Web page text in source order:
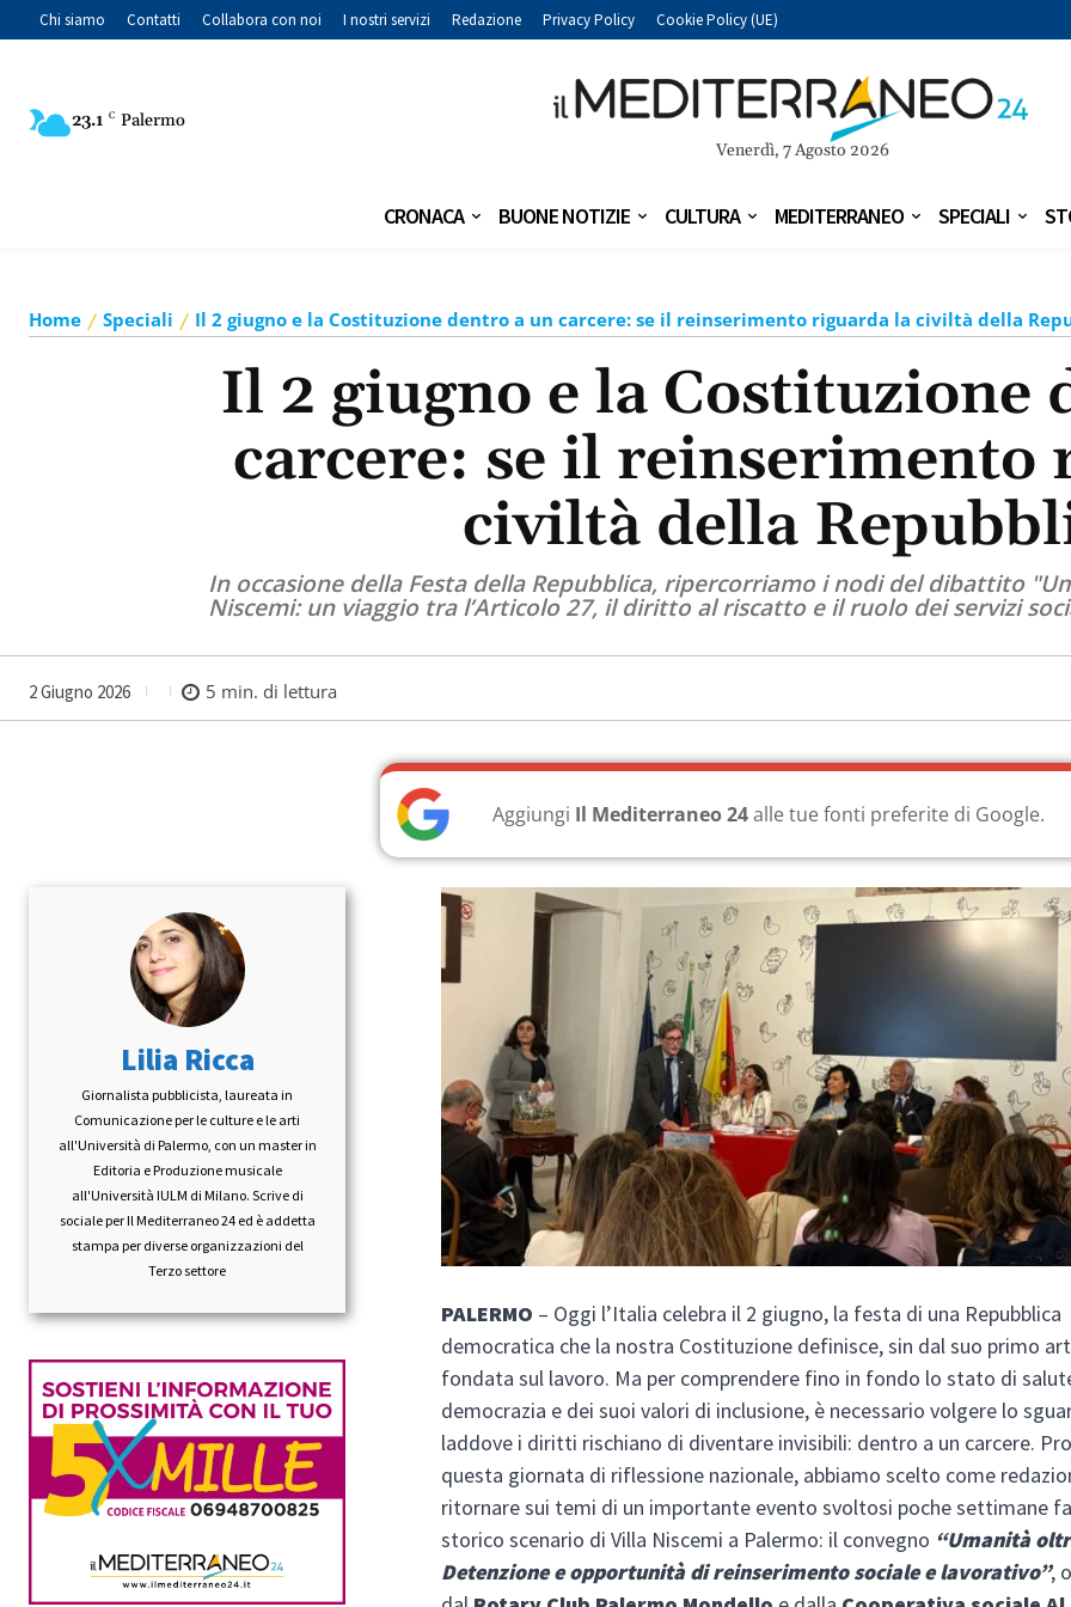
Chi siamo Contatti Collabora con noi I nostri servizi Redazione Privacy Policy Cookie Policy (UE)
23.1 C Palermo
Venerdì, 7 Agosto 2026
CRONACA BUONE NOTIZIE CULTURA MEDITERRANEO SPECIALI
Home Speciali Il 2 giugno e la Costituzione dentro a un carcere: se il reinserimento riguarda la civiltà della
Il 2 giugno e la Costituzione
carcere: se il reinserimento
civiltà della
In occasione della Festa della Repubblica, ripercorriamo i nodi del dibattito
Niscemi: un viaggio tra l’Articolo 27, il diritto al riscatto e il ruolo dei servizi
2 Giugno 2026 5 min. di lettura
Aggiungi Il Mediterraneo 24alle tue fonti preferite di Google.
Lilia Ricca
Giornalista pubblicista, laureata in
Comunicazione per le culture e le arti
all'Università di Palermo, con un master in
Editoria e Produzione musicale
all'Università IULM di Milano. Scrive di
sociale per Il Mediterraneo 24 ed è addetta
stampa per diverse organizzazioni del
Terzo settore
PALERMO – Oggi l’Italia celebra il 2 giugno, la festa di una Repubblica
democratica che la nostra Costituzione definisce, sin dal suo primo
fondata sul lavoro. Ma per comprendere fino in fondo lo stato di
democrazia e dei suoi valori di inclusione, è necessario volgere lo
laddove i diritti rischiano di diventare invisibili: dentro a un carcere.
questa giornata di riflessione nazionale, abbiamo scelto come
ritornare sui temi di un importante evento svoltosi poche settimane
storico scenario di Villa Niscemi a Palermo: il convegno “Umanità
Detenzione e opportunità di reinserimento sociale e lavorativo”,